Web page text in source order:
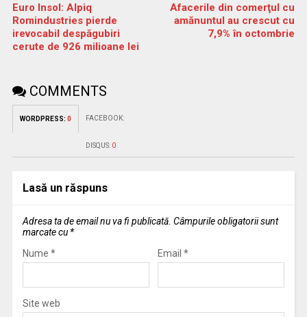
Euro Insol: Alpiq
Romindustries pierde
irevocabil despăgubiri
cerute de 926 milioane lei
Afacerile din comerţul cu
amănuntul au crescut cu
7,9% în octombrie
COMMENTS
WORDPRESS: 0 FACEBOOK:
DISQUS: 0
Lasă un răspuns
Adresa ta de email nu va fi publicată. Câmpurile obligatorii sunt
marcate cu *
Nume * Email *
Site web